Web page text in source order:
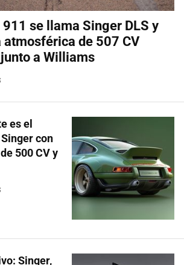
911 se llama Singer DLS y
atmosférica de 507 CV
a Williams
es el
con
500 CV y
Singer,